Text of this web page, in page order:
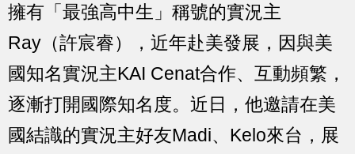
擁有「最強高中生」稱號的實況主
Ray（許宸睿），近年赴美發展，因與美
國知名實況主KAI Cenat合作、互動頻繁，
逐漸打開國際知名度。近日，他邀請在美
國結識的實況主好友Madi、Kelo來台，展